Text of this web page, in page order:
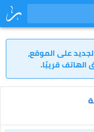
على الموقع،
قريبًا.